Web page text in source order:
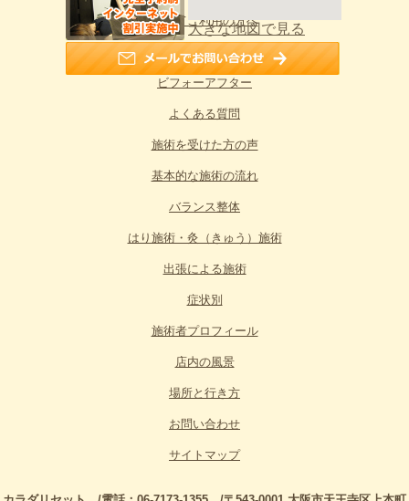
大きな地図で見る
初めてご利用の方へ
施術料金のご案内
ビフォーアフター
よくある質問
施術を受けた方の声
基本的な施術の流れ
バランス整体
はり施術・灸（きゅう）施術
出張による施術
症状別
施術者プロフィール
店内の風景
場所と行き方
お問い合わせ
サイトマップ